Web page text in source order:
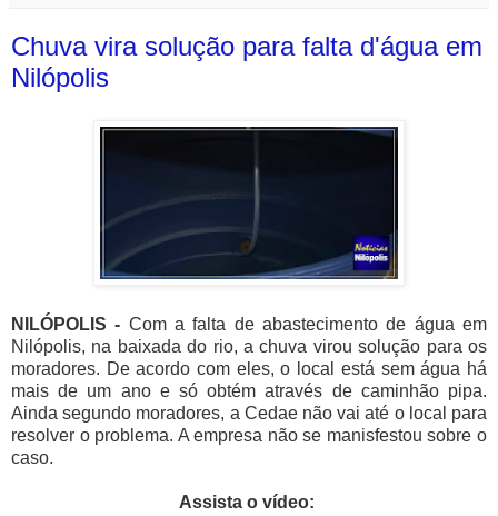
Chuva vira solução para falta d'água em
Nilópolis
NILÓPOLIS - Com a falta de abastecimento de água em
Nilópolis, na baixada do rio, a chuva virou solução para os
moradores. De acordo com eles, o local está sem água há
mais de um ano e só obtém através de caminhão pipa.
Ainda segundo moradores, a Cedae não vai até o local para
resolver o problema. A empresa não se manisfestou sobre o
caso.
Assista o vídeo: